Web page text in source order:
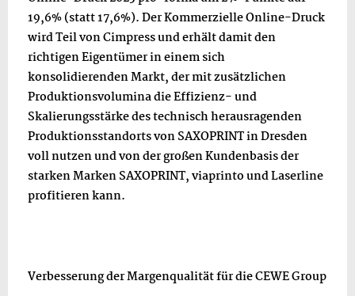
19,6% (statt 17,6%). Der Kommerzielle Online-Druck
wird Teil von Cimpress und erhält damit den
richtigen Eigentümer in einem sich
konsolidierenden Markt, der mit zusätzlichen
Produktionsvolumina die Effizienz- und
Skalierungsstärke des technisch herausragenden
Produktionsstandorts von SAXOPRINT in Dresden
voll nutzen und von der großen Kundenbasis der
starken Marken SAXOPRINT, viaprinto und Laserline
profitieren kann.
Verbesserung der Margenqualität für die CEWE Group